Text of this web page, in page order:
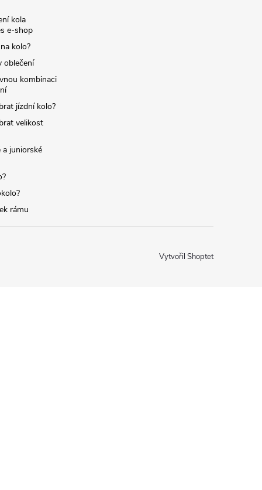
kola
e-shop
kolo?
oblečení
kombinaci
jízdní kolo?
velikost
a juniorské
rámu
Vytvořil Shoptet